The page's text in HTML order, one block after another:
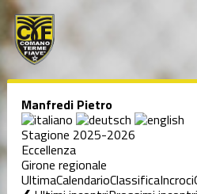
Manfredi Pietro
Stagione 2025-2026
Eccellenza
Girone regionale
UltimaCalendarioClassificaIncroci